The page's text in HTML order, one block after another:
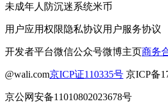
未成年人防沉迷系统米币
用户应用权限隐私协议用户服务协议
开发者平台微信公众号微博主页商务
@wali.com京ICP证110335号 京ICP备
京公网安备11010802023678号